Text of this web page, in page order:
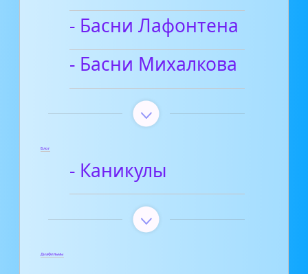
- Басни Лафонтена
- Басни Михалкова
Блог
- Каникулы
Диафильмы